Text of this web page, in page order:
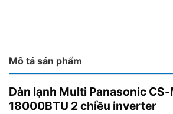
Mô tả sản phẩm
Dàn lạnh Multi Panasonic
18000BTU 2 chiều inverter